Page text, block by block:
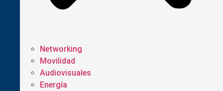
Networking
Movilidad
Audiovisuales
Energía